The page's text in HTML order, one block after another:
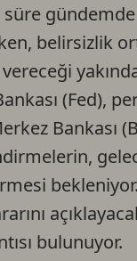
belirsizlik
(Fed),
Bankası
bulunuyor.